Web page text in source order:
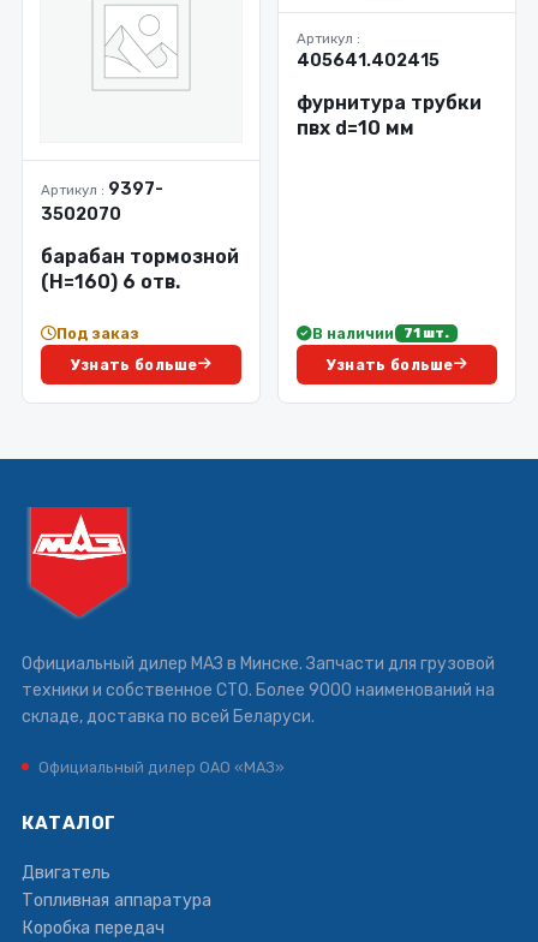
Артикул : 9397-
3502070
барабан тормозной
(Н=160) 6 отв.
Под заказ
Узнать больше
Артикул :
405641.402415
фурнитура трубки
пвх d=10 мм
В наличии 71 шт.
Узнать больше
Официальный дилер МАЗ в Минске. Запчасти для грузовой
техники и собственное СТО. Более 9000 наименований на
складе, доставка по всей Беларуси.
Официальный дилер ОАО «МАЗ»
КАТАЛОГ
Двигатель
Топливная аппаратура
Коробка передач